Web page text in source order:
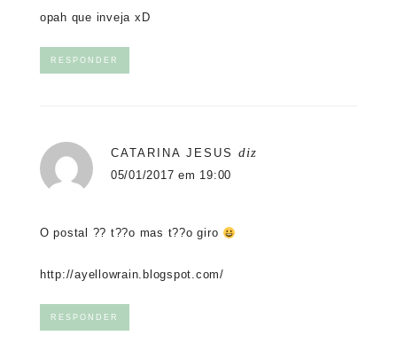
opah que inveja xD
RESPONDER
CATARINA JESUS diz
05/01/2017 em 19:00
O postal ?? t??o mas t??o giro
http://ayellowrain.blogspot.com/
RESPONDER